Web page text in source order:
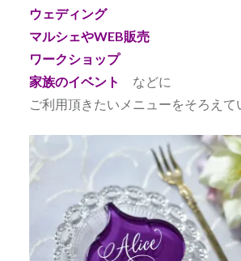
ウェディング
マルシェやWEB販売
ワークショップ
家族のイベント
などに
ご利用頂きたいメニューをそろえて